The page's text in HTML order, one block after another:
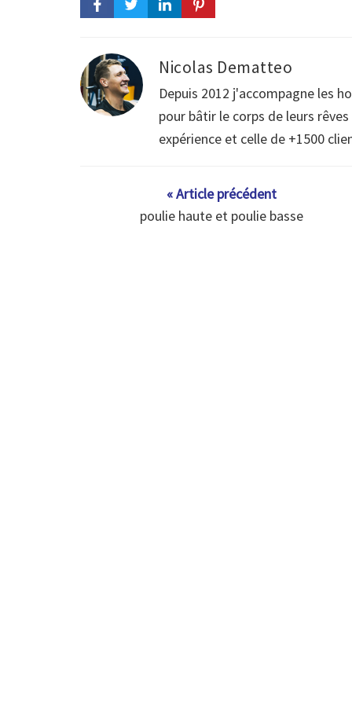
Nicolas Dematteo
Depuis 2012 j'accompagne les
pour bâtir le corps de leurs
expérience et celle de +1500
« Article précédent
poulie haute et poulie basse